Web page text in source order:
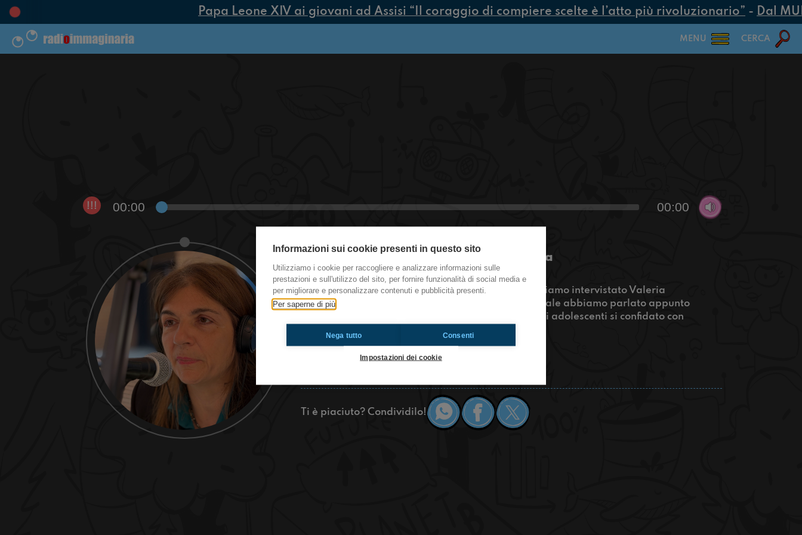
Papa Leone XIV ai giovani ad Assisi “Il coraggio di compiere scelte è l’atto più rivoluzionario”- Dal
MENU CERCA
!!! 00:00 00:00
#Roma Intervista a Valeria Vittimberga
Ciao ragazzi! Oggi qui al Festival dell’Ascolto abbiamo intervistato Valeria
Vittimberga, direttrice generale di INPS, con la quale abbiamo parlato appunto
dell’ascolto in generale e del fatto che adesso molti adolescenti si confidato con
Ti è piaciuto? Condividilo!
Informazioni sui cookie presenti in questo sito
Utilizziamo i cookie per raccogliere e analizzare informazioni sulle
prestazioni e sull'utilizzo del sito, per fornire funzionalità di social media e
per migliorare e personalizzare contenuti e pubblicità presenti.
Per saperne di più
Nega tutto Consenti
Impostazioni dei cookie